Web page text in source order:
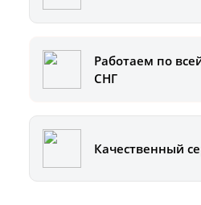
Работаем по
СНГ
Качественный